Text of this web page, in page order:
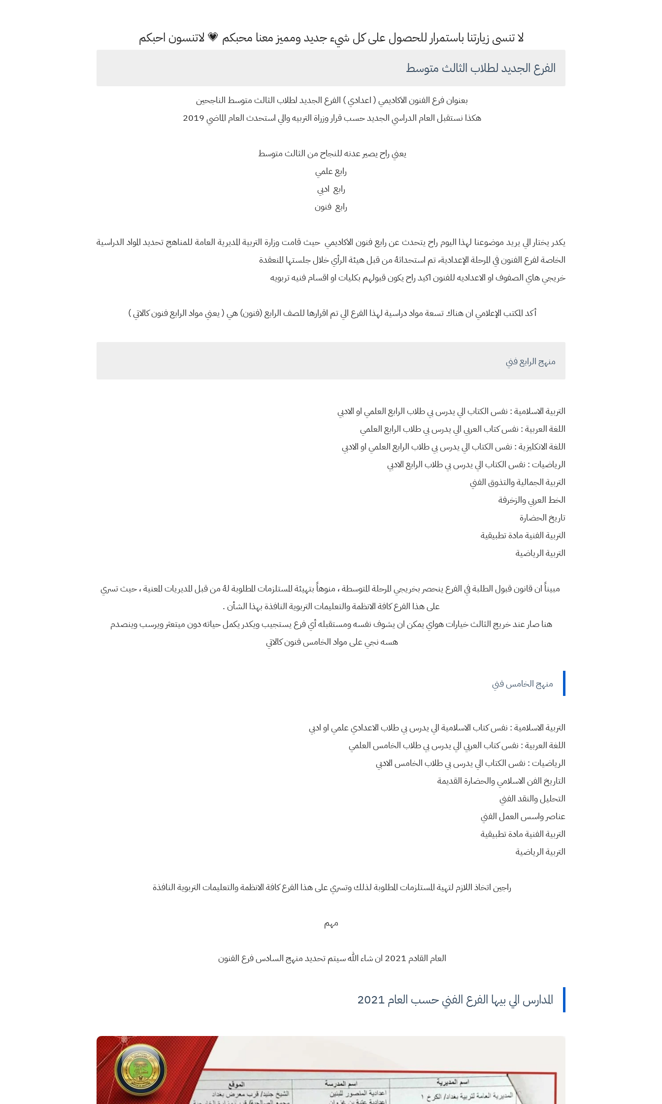
لا تنسى زيارتنا باستمرار للحصول على كل شيء جديد ومميز معنا محبكم 💗 لاتنسون احبكم
الفرع الجديد لطلاب الثالث متوسط
بعنوان فرع الفنون الاكاديمي ( اعدادي ) الفرع الجديد لطلاب الثالث متوسط الناجحين
هكذا نستقبل العام الدراسي الجديد حسب قرار وزراة التربيه والي استحدث العام الماضي 2019
يعني راح يصير عدنه للنجاح من الثالث متوسط
رابع علمي
رابع ادبي
رابع فنون
يكدر يختار الي يريد موضوعنا لهذا اليوم راح يتحدث عن رابع فنون الاكاديمي حيث قامت وزارة التربية المديرية العامة للمناهج تحديد المواد الدراسية
الخاصة لفرع الفنون في المرحلة الإعدادية، تم استحداثهُ من قبل هيئة الرأي خلال جلستها المنعقدة
خريجي هاي الصفوف او الاعداديه للفنون اكيد راح يكون قبولهم بكليات او اقسام فنيه تربويه
أكد المكتب الإعلامي ان هناك تسعة مواد دراسية لهذا الفرع الي تم اقرارها للصف الرابع (فنون) هي ( يعني مواد الرابع فنون كالاتي )
منهج الرابع فني
التربية الاسلامية : نفس الكتاب الي يدرس بي طلاب الرابع العلمي او الادبي
اللغة العربية : نفس كتاب العربي الي يدرس بي طلاب الرابع العلمي
اللغة الانكليزية : نفس الكتاب الي يدرس بي طلاب الرابع العلمي او الادبي
الرياضيات : نفس الكتاب الي يدرس بي طلاب الرابع الادبي
التربية الجمالية والتذوق الفني
الخط العربي والزخرفة
تاريخ الحضارة
التربية الفنية مادة تطبيقية
التربية الرياضية
مبيناً ان قانون قبول الطلبة في الفرع ينحصر بخريجي المرحلة المتوسطة ، منوهاً بتهيئة المستلزمات المطلوبة لهُ من قبل المديريات المعنية ، حيث تسري
على هذا الفرع كافة الانظمة والتعليمات التربوية النافذة بهذا الشأن .
هنا صار عند خريج الثالث خيارات هواي يمكن ان يشوف نفسه ومستقبله أي فرع يستجيب ويكدر يكمل حياته دون ميتعثر ويرسب وينصدم
هسه نجي على مواد الخامس فنون كالاتي
منهج الخامس فني
التربية الاسلامية : نفس كتاب الاسلامية الي يدرس بي طلاب الاعدادي علمي او ادبي
اللغة العربية : نفس كتاب العربي الي يدرس بي طلاب الخامس العلمي
الرياضيات : نفس الكتاب الي يدرس بي طلاب الخامس الادبي
التاريخ الفن الاسلامي والحضارة القديمة
التحليل والنقد الفني
عناصر واسس العمل الفني
التربية الفنية مادة تطبيقية
التربية الرياضية
راجين اتخاذ اللازم لتهية المستلزمات المطلوبة لذلك وتسري على هذا الفرع كافة الانظمة والتعليمات التربوية النافذة
مهم
العام القادم 2021 ان شاء الله سيتم تحديد منهج السادس فرع الفنون
المدارس الي بيها الفرع الفني حسب العام 2021